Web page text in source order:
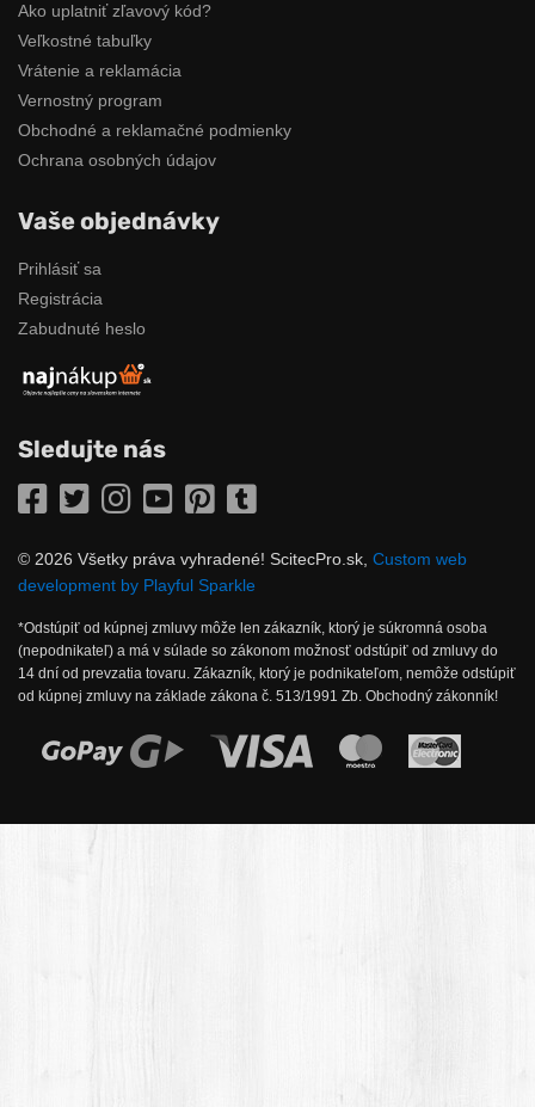
Ako uplatniť zľavový kód?
Veľkostné tabuľky
Vrátenie a reklamácia
Vernostný program
Obchodné a reklamačné podmienky
Ochrana osobných údajov
Vaše objednávky
Prihlásiť sa
Registrácia
Zabudnuté heslo
Sledujte nás
Facebook
TwitterInstagramYouTubePinterest
© 2026 Všetky práva vyhradené! ScitecPro.sk, Custom web
development by Playful Sparkle
*Odstúpiť od kúpnej zmluvy môže len zákazník, ktorý je súkromná osoba
(nepodnikateľ) a má v súlade so zákonom možnosť odstúpiť od zmluvy do
14 dní od prevzatia tovaru. Zákazník, ktorý je podnikateľom, nemôže odstúpiť
od kúpnej zmluvy na základe zákona č. 513/1991 Zb. Obchodný zákonník!
Možnosti online platby